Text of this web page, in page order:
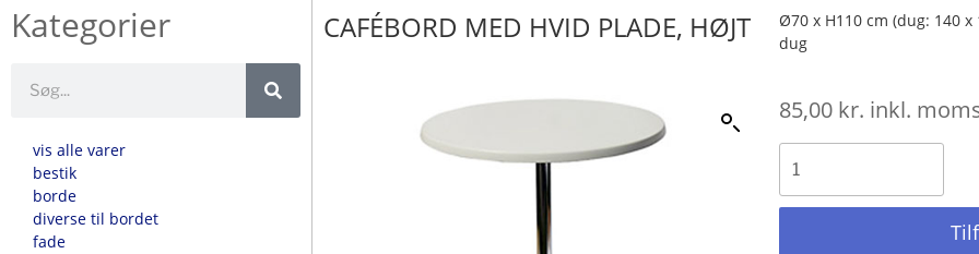
Kategorier
vis alle varer
bestik
borde
diverse til bordet
fade
CAFÉBORD MED HVID PLADE, HØJT
Ø70 x H110 cm (dug: 140
dug
85,00 kr. inkl.